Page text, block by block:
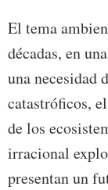
El tema
décadas, en
una necesidad
catastróficos,
de los
irracional
presentan un